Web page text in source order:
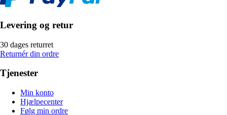
Levering og retur
30 dages returret
Returnér din ordre
Tjenester
Min konto
Hjælpecenter
Følg min ordre